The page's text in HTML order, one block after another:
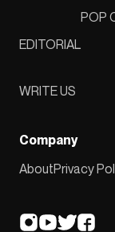
EDITORIAL
POP
WRITE US
Company
AboutPrivacy